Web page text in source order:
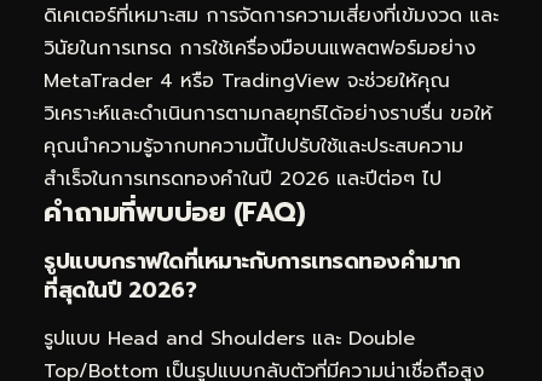
ดิเคเตอร์ที่เหมาะสม การจัดการความเสี่ยงที่เข้มงวด และ
วินัยในการเทรด การใช้เครื่องมือบนแพลตฟอร์มอย่าง
MetaTrader 4 หรือ TradingView จะช่วยให้คุณ
วิเคราะห์และดำเนินการตามกลยุทธ์ได้อย่างราบรื่น ขอให้
คุณนำความรู้จากบทความนี้ไปปรับใช้และประสบความ
สำเร็จในการเทรดทองคำในปี 2026 และปีต่อๆ ไป
คำถามที่พบบ่อย (FAQ)
รูปแบบกราฟใดที่เหมาะกับการเทรดทองคำมาก
ที่สุดในปี 2026?
รูปแบบ Head and Shoulders และ Double
Top/Bottom เป็นรูปแบบกลับตัวที่มีความน่าเชื่อถือสูง